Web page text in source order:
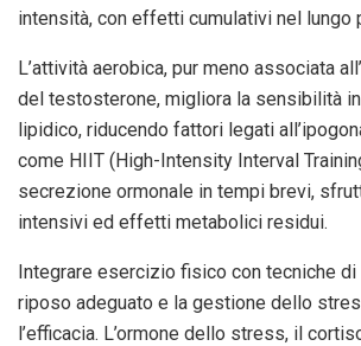
intensità, con effetti cumulativi nel lungo
L’attività aerobica, pur meno associata
del testosterone, migliora la sensibilità
lipidico, riducendo fattori legati
come HIIT (High-Intensity Interval
secrezione ormonale in tempi brevi,
intensivi ed effetti metabolici residui.
Integrare esercizio fisico con tecniche di
riposo adeguato e la gestione dello
l’efficacia. L’ormone dello stress, il